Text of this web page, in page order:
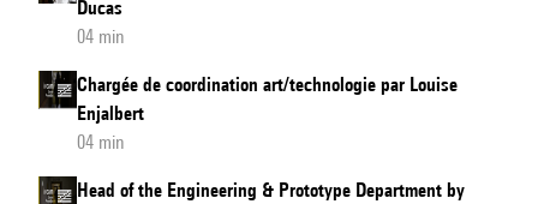
Ducas
04 min
Chargée de coordination art/technologie par Louise
Enjalbert
04 min
Head of the Engineering & Prototype Department by